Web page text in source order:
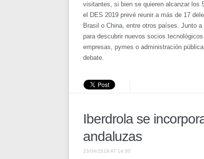
visitantes, si bien se quieren alcanzar los
el DES 2019 prevé reunir a más de 17
Brasil o China, entre otros países. Junto
para descubrir nuevos socios
empresas, pymes o administración
debate.
Iberdrola se
andaluzas
23/04/2019 AT 14:30